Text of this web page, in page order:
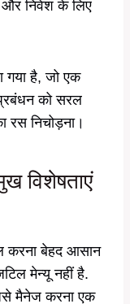
और निवेश के लिए
गया है, जो एक
प्रबंधन को सरल
रस निचोड़ना।
विशेषताएं
करना बेहद आसान
मेन्यू नहीं है.
मैनेज करना एक